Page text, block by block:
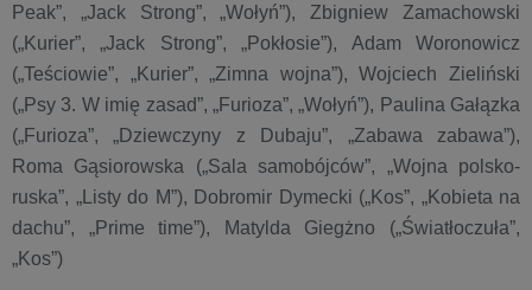
Peak”, „Jack Strong”, „Wołyń”), Zbigniew Zamachowski
(„Kurier”, „Jack Strong”, „Pokłosie”), Adam Woronowicz
(„Teściowie”, „Kurier”, „Zimna wojna”), Wojciech Zieliński
(„Psy 3. W imię zasad”, „Furioza”, „Wołyń”), Paulina Gałązka
(„Furioza”, „Dziewczyny z Dubaju”, „Zabawa zabawa”),
Roma Gąsiorowska („Sala samobójców”, „Wojna polsko-
ruska”, „Listy do M”), Dobromir Dymecki („Kos”, „Kobieta na
dachu”, „Prime time”), Matylda Giegżno („Światłoczuła”,
„Kos”)